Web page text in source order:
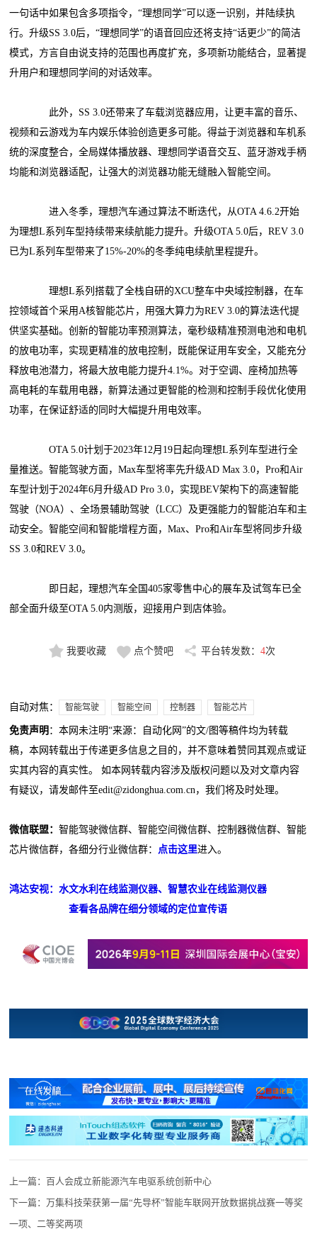
一句话中如果包含多项指令，“理想同学”可以逐一识别，并陆续执
行。升级SS 3.0后，“理想同学”的语音回应还将支持“话更少”的简洁
模式，方言自由说支持的范围也再度扩充，多项新功能结合，显著提
升用户和理想同学间的对话效率。
此外，SS 3.0还带来了车载浏览器应用，让更丰富的音乐、
视频和云游戏为车内娱乐体验创造更多可能。得益于浏览器和车机系
统的深度整合，全局媒体播放器、理想同学语音交互、蓝牙游戏手柄
均能和浏览器适配，让强大的浏览器功能无缝融入智能空间。
进入冬季，理想汽车通过算法不断迭代，从OTA 4.6.2开始
为理想L系列车型持续带来续航能力提升。升级OTA 5.0后，REV 3.0
已为L系列车型带来了15%-20%的冬季纯电续航里程提升。
理想L系列搭载了全栈自研的XCU整车中央域控制器，在车
控领域首个采用A核智能芯片，用强大算力为REV 3.0的算法迭代提
供坚实基础。创新的智能功率预测算法，毫秒级精准预测电池和电机
的放电功率，实现更精准的放电控制，既能保证用车安全，又能充分
释放电池潜力，将最大放电能力提升4.1%。对于空调、座椅加热等
高电耗的车载用电器，新算法通过更智能的检测和控制手段优化使用
功率，在保证舒适的同时大幅提升用电效率。
OTA 5.0计划于2023年12月19日起向理想L系列车型进行全
量推送。智能驾驶方面，Max车型将率先升级AD Max 3.0，Pro和Air
车型计划于2024年6月升级AD Pro 3.0，实现BEV架构下的高速智能
驾驶（NOA）、全场景辅助驾驶（LCC）及更强能力的智能泊车和主
动安全。智能空间和智能增程方面，Max、Pro和Air车型将同步升级
SS 3.0和REV 3.0。
即日起，理想汽车全国405家零售中心的展车及试驾车已全
部全面升级至OTA 5.0内测版，迎接用户到店体验。
我要收藏 点个赞吧 平台转发数： 4次
自动对焦： 智能驾驶 智能空间 控制器 智能芯片
免责声明 ：本网未注明“来源：自动化网”的文/图等稿件均为转载
稿，本网转载出于传递更多信息之目的，并不意味着赞同其观点或证
实其内容的真实性。 如本网转载内容涉及版权问题以及对文章内容
有疑议，请发邮件至edit@zidonghua.com.cn，我们将及时处理。
微信联盟：智能驾驶微信群、智能空间微信群、控制器微信群、智能
芯片微信群，各细分行业微信群： 点击这里进入。
鸿达安视：水文水利在线监测仪器、智慧农业在线监测仪器
查看各品牌在细分领域的定位宣传语
上一篇：百人会成立新能源汽车电驱系统创新中心
下一篇：万集科技荣获第一届“先导杯”智能车联网开放数据挑战赛一等奖
一项、二等奖两项